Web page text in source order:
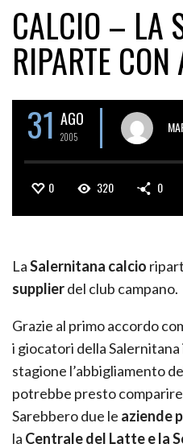
CALCIO – LA
RIPARTE
31 AGO
2005
0 320 0
LaSalernitana calcio
supplierdel club campano.
Grazie al primo accordo
i giocatori della
stagione l’abbigliamento
potrebbe presto
Sarebbero due le aziende
la Centrale del Latte e la